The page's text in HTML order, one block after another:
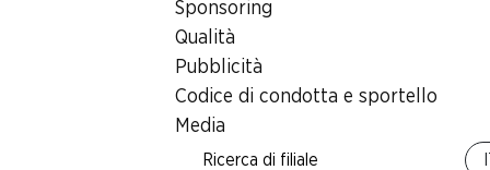
Sponsoring
Qualità
Pubblicità
Codice di condotta e sportello
Media
Ricerca di filiale